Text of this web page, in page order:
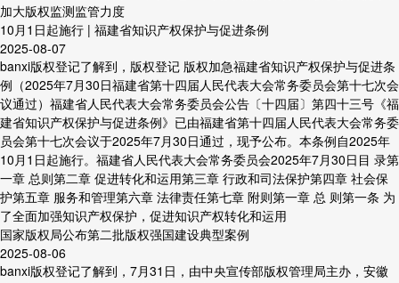
加大版权监测监管力度
10月1日起施行 | 福建省知识产权保护与促进条例
2025-08-07
banxi版权登记了解到，版权登记 版权加急福建省知识产权保护与促进条
例（2025年7月30日福建省第十四届人民代表大会常务委员会第十七次会
议通过）福建省人民代表大会常务委员会公告〔十四届〕第四十三号《福
建省知识产权保护与促进条例》已由福建省第十四届人民代表大会常务委
员会第十七次会议于2025年7月30日通过，现予公布。本条例自2025年
10月1日起施行。福建省人民代表大会常务委员会2025年7月30日目 录第
一章 总则第二章 促进转化和运用第三章 行政和司法保护第四章 社会保
护第五章 服务和管理第六章 法律责任第七章 附则第一章 总 则第一条 为
了全面加强知识产权保护，促进知识产权转化和运用
国家版权局公布第二批版权强国建设典型案例
2025-08-06
banxi版权登记了解到，7月31日，由中央宣传部版权管理局主办，安徽